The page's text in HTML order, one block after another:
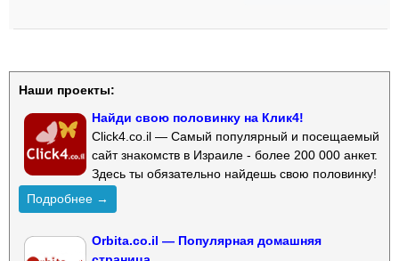
Наши проекты:
Найди свою половинку на Клик4!
Click4.co.il — Самый популярный и посещаемый
сайт знакомств в Израиле - более 200 000 анкет.
Здесь ты обязательно найдешь свою половинку!
Подробнее →
Orbita.co.il — Популярная домашняя